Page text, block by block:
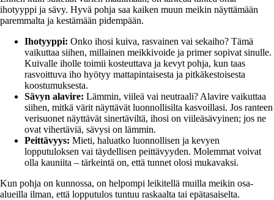
ihotyyppi ja sävy. Hyvä pohja saa kaiken muun meikin näyttämään
paremmalta ja kestämään pidempään.
Ihotyyppi: Onko ihosi kuiva, rasvainen vai sekaiho? Tämä
vaikuttaa siihen, millainen meikkivoide ja primer sopivat sinulle.
Kuivalle iholle toimii kosteuttava ja kevyt pohja, kun taas
rasvoittuva iho hyötyy mattapintaisesta ja pitkäkestoisesta
koostumuksesta.
Sävyn alavire: Lämmin, viileä vai neutraali? Alavire vaikuttaa
siihen, mitkä värit näyttävät luonnollisilta kasvoillasi. Jos ranteen
verisuonet näyttävät sinertäviltä, ihosi on viileäsävyinen; jos ne
ovat vihertäviä, sävysi on lämmin.
Peittävyys: Mieti, haluatko luonnollisen ja kevyen
lopputuloksen vai täydellisen peittävyyden. Molemmat voivat
olla kauniita – tärkeintä on, että tunnet olosi mukavaksi.
Kun pohja on kunnossa, on helpompi leikitellä muilla meikin osa-
alueilla ilman, että lopputulos tuntuu raskaalta tai epätasaiselta.